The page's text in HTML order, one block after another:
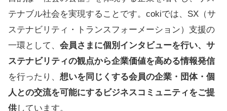
テナブル社会を実現することです。cokiでは、SX（サ
ステナビリティ・トランスフォーメーション）支援の
一環として、 会員さまに個別インタビューを行い、サ
ステナビリティの観点から企業価値を高める情報発信
を行ったり、 想いを同じくする会員の企業・団体・個
人との交流を可能にするビジネスコミュニティをご提
供しています。